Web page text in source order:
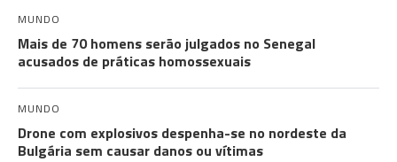
MUNDO
Mais de 70 homens serão julgados no Senegal
acusados de práticas homossexuais
MUNDO
Drone com explosivos despenha-se no nordeste da
Bulgária sem causar danos ou vítimas